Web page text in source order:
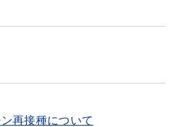
再接種について